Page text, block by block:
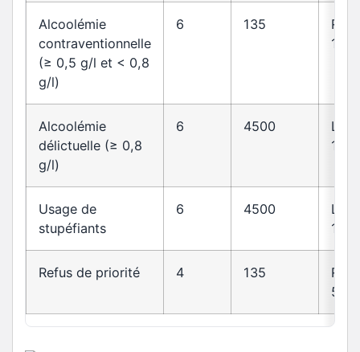
Alcoolémie
contraventionnelle
(≥ 0,5 g/l et < 0,8
g/l)
6 135
1
Alcoolémie
délictuelle (≥ 0,8
g/l)
6 4500
1
Usage de
stupéfiants
6 4500
1
Refus de priorité 4 135
5